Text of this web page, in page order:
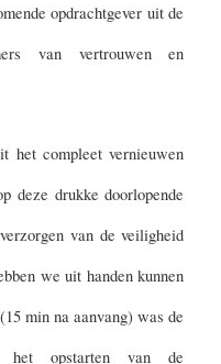
opdrachtgever uit de
van vertrouwen en
het compleet vernieuwen
deze drukke doorlopende
van de veiligheid
we uit handen kunnen
min na aanvang) was de
opstarten van de